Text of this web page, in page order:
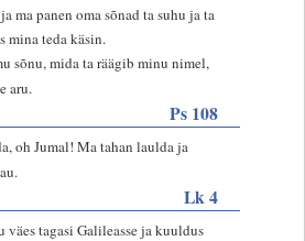
ma panen oma sõnad ta suhu ja ta
mina teda käsin.
sõnu, mida ta räägib minu nimel,
aru.
Ps 108
oh Jumal! Ma tahan laulda ja
Lk 4
väes tagasi Galileasse ja kuuldus